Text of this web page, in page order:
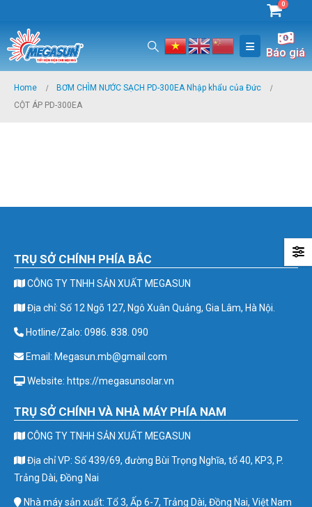
0
Báo giá
Home
BƠM CHÌM NƯỚC SẠCH PD-300EA Nhập khẩu của Đức
CỘT ÁP PD-300EA
TRỤ SỞ CHÍNH PHÍA BẮC
CÔNG TY TNHH SẢN XUẤT MEGASUN
Địa chỉ: Số 12 Ngõ 127, Ngô Xuân Quảng, Gia Lâm, Hà Nội.
Hotline/Zalo: 0986. 838. 090
Email: Megasun.mb@gmail.com
Website: https://megasunsolar.vn
TRỤ SỞ CHÍNH VÀ NHÀ MÁY PHÍA NAM
CÔNG TY TNHH SẢN XUẤT MEGASUN
Địa chỉ VP: Số 439/69, đường Bùi Trọng Nghĩa, tổ 40, KP3, P.
Trảng Dài, Đồng Nai
Nhà máy sản xuất: Tổ 3, Ấp 6-7, Trảng Dài, Đồng Nai, Việt Nam